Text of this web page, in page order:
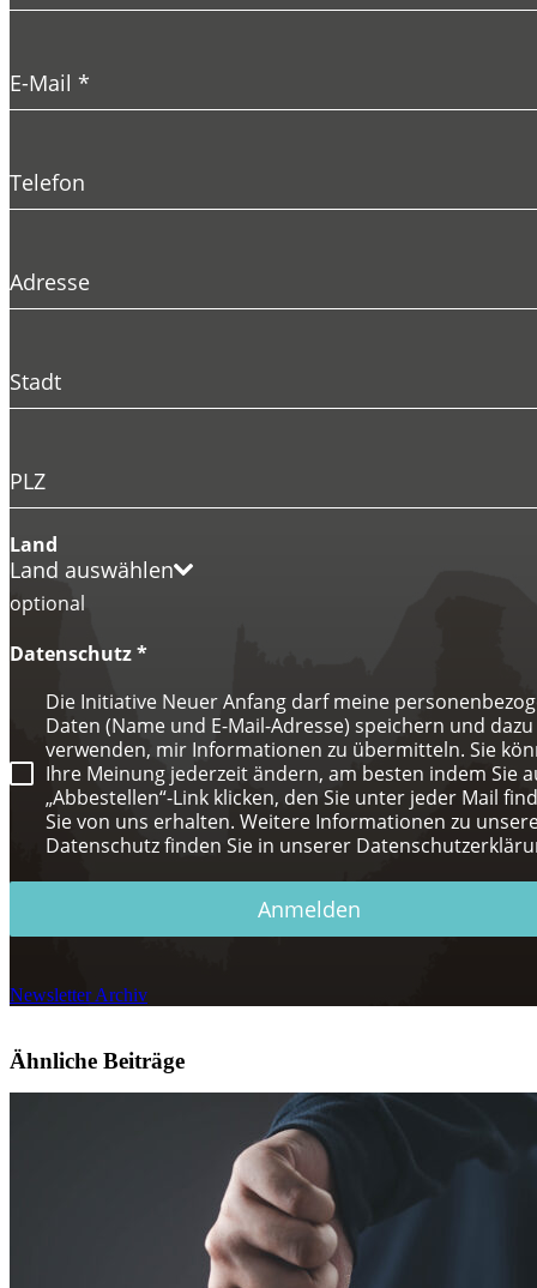
E-Mail *
Telefon
Adresse
Stadt
PLZ
Land
Land auswählen
optional
Datenschutz*
Die Initiative Neuer Anfang darf meine
Daten (Name und E-Mail-Adresse) speichern und dazu
verwenden, mir Informationen zu übermitteln. Sie
Ihre Meinung jederzeit ändern, am besten indem Sie
„Abbestellen“-Link klicken, den Sie unter jeder Mail
Sie von uns erhalten. Weitere Informationen zu
Datenschutz finden Sie in unserer
Anmelden
Newsletter Archiv
Ähnliche Beiträge